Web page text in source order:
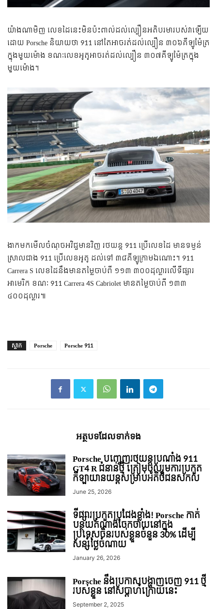
យ៉ាងណាមិញ លេខដៃនេះមិនប៉ះពាល់ដល់ល្បឿនអតិបរមារបស់វាឡើយ
ដោយ Porsche និយាយថា 911 នៅតែអាចរត់ដល់ល្បឿន ៣០៦គីឡូម៉ែត្រ
ក្នុងមួយម៉ោង ខណៈលេខអូតូអាចរត់ដល់ល្បឿន ៣០៧គីឡូម៉ែត្រក្នុង
មួយម៉ោង។
ងាកមកមើលចំណុចអវិជ្ជមានវិញ រថយន្ត 911 ប្រើលេខដៃ មានទម្ងន់
ស្រាលជាង 911 ប្រើលេខអូតូ ដល់ទៅ ៣៨គីឡូក្រាមឯណោះ។ 911
Carrera S លេខដៃនឹងមានតម្លៃចាប់ពី ១១៣ ៣០០ដុល្លារលើទីផ្សារ
អាមេរិក ខណៈ 911 Carrera 4S Cabriolet មានតម្លៃចាប់ពី ១៣៣
៤០០ដុល្លារ៕
ស្លាក Porsche Porsche 911
អត្ថបទ​ដែល​ទាក់ទង
Porsche បញ្ចេញរថយន្តប្រណាំង 911
GT4 R ជំនាន់ថ្មី ត្រៀមចូលរួមការប្រកួត
កីឡាយានយន្តសម្រាប់អតិថិជនសកល
June 25, 2026
ទីផ្សារប្រកួតប្រជែងខ្លាំង! Porsche កាត់
បន្ថយតំណាងចែកចាយនៅក្នុង
ប្រទេសចិនរបស់ខ្លួនចំនួន 30% ដើម្បី
សន្សំថ្លៃចំណាយ
January 26, 2026
Porsche នឹងប្រកាសបង្ហាញចេញ 911 ថ្មី
របស់ខ្លួន នៅសប្តាហ៍ក្រោយនេះ
September 2, 2025